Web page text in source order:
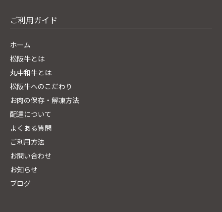
ご利用ガイド
ホーム
松阪牛とは
丸中和牛とは
松阪牛へのこだわり
お肉の保存・解凍方法
配達について
よくある質問
ご利用方法
お問い合わせ
お知らせ
ブログ